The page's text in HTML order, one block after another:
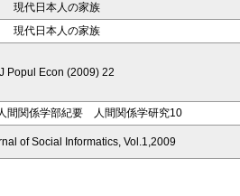
現代日本人の家族
現代日本人の家族
J Popul Econ (2009) 22
間関係学部紀要 人間関係学研究10
of Social Informatics, Vol.1,2009